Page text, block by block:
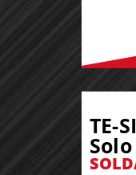
TE-
Solo